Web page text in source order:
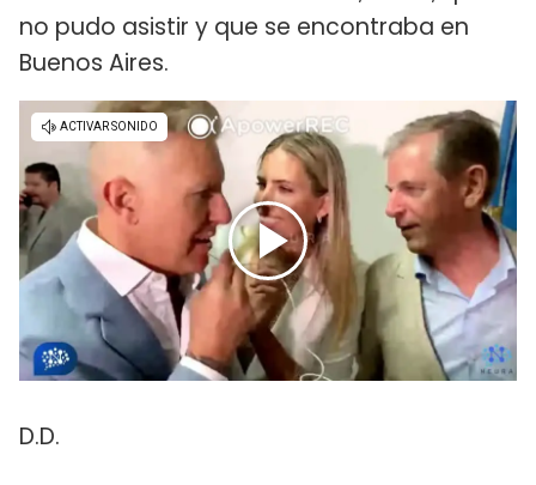
no pudo asistir y que se encontraba en
Buenos Aires.
D.D.